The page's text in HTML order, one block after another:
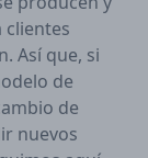
clientes
Así que, si
de
de
nuevos